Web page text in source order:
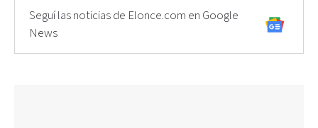
Seguí las noticias de Elonce.com en Google
News